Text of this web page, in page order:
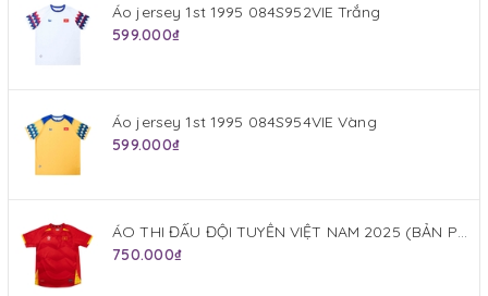
Áo jersey 1st 1995 084S952VIE Trắng
599.000₫
Áo jersey 1st 1995 084S954VIE Vàng
599.000₫
ÁO THI ĐẤU ĐỘI TUYỂN VIỆT NAM 2025 (BẢN PLAYER) JOGARBOLA SÂN NHÀ MÀU ĐỎ
750.000₫